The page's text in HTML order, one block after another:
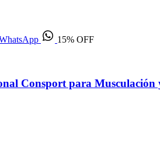
15% OFF
Consport para